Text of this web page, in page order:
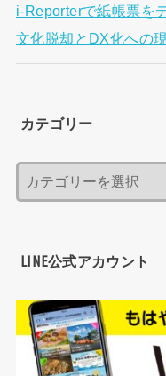
i-Reporterで紙帳票を
文化脱却とDX化への
カテゴリー
LINE公式アカウント